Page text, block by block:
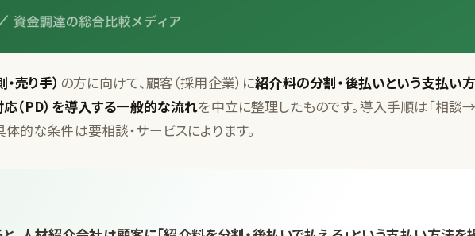
売り手） の方に向けて、顧客（採用企業）に紹介料の分割・後払いという支払い
（PD）を導入する一般的な流れを中立に整理したものです。導入手順は「相談
的な条件は要相談・サービスによります。